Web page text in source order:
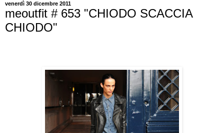
venerdì 30 dicembre 2011
meoutfit # 653 "CHIODO SCACCIA
CHIODO"